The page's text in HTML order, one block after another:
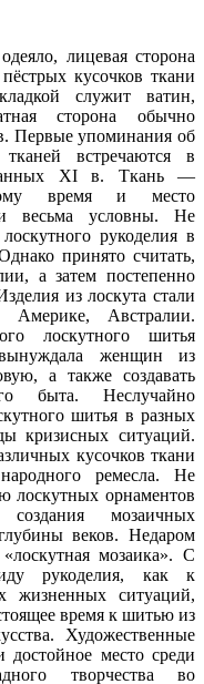
лицевая сторона
кусочков ткани
служит ватин,
сторона обычно
Первые упоминания об
встречаются в
XI в. Ткань —
время и место
весьма условны. Не
рукоделия в
принято считать,
а затем постепенно
из лоскута стали
Австралии.
лоскутного шитья
женщин из
а также создавать
быта. Неслучайно
шитья в разных
кризисных ситуаций.
кусочков ткани
ремесла. Не
лоскутных орнаментов
мозаичных
веков. Недаром
мозаика». С
рукоделия, как к
жизненных ситуаций,
время к шитью из
Художественные
достойное место среди
творчества во